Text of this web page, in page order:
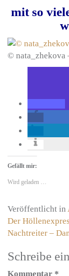
mit so
© nata_zhekova
Gefällt mir:
Wird geladen …
Veröffentlicht in
Der
Nachtreiter –
Schreibe
Kommentar *